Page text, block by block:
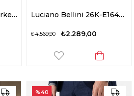
Elit 26YSLLFD2217R Erkek Hakiki Deri Casual Ayakkabı Siyah Luciano Bellini 26K-E16403 Formal Erkek Casual Ayakkabı Vizon
₺2.289,00
₺4.569,90
%40